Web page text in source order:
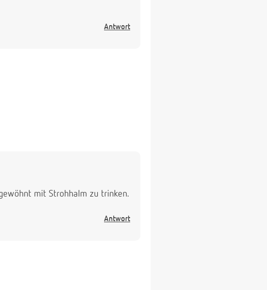
Antwort
mit Strohhalm zu trinken.
Antwort